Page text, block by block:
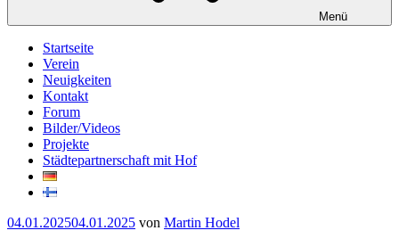
Menü
Startseite
Verein
Neuigkeiten
Kontakt
Forum
Bilder/Videos
Projekte
Städtepartnerschaft mit Hof
Veröffentlicht
04.01.202504.01.2025 von Martin Hodel